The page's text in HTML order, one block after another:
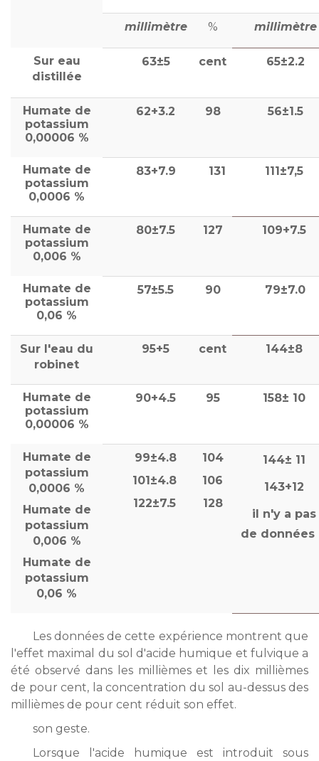
millimètre % millimètre
Sur eau
distillée
63±5 cent 65±2.2
Humate de
potassium
0,00006 %
62+3.2 98 56±1.5
Humate de
potassium
0,0006 %
83+7.9 131 111±7,5
Humate de
potassium
0,006 %
80±7.5 127 109+7.5
Humate de
potassium
0,06 %
57±5.5 90 79±7.0
Sur l'eau du
robinet
95+5 cent 144±8
Humate de
potassium
0,00006 %
90+4.5 95 158± 10
Humate de
potassium
0,0006 %
Humate de
potassium
0,006 %
Humate de
potassium
0,06 %
99±4.8
101±4.8
122±7.5
104
106
128
144± 11
143+12
il n'y a pas
de données
Les données de cette expérience montrent que
l'effet maximal du sol d'acide humique et fulvique a
été observé dans les millièmes et les dix millièmes
de pour cent, la concentration du sol au-dessus des
millièmes de pour cent réduit son effet.
son geste.
Lorsque l'acide humique est introduit sous